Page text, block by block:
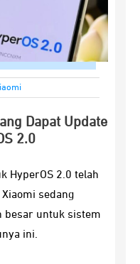
Dapat Update
2.0
HyperOS 2.0 telah
sedang
besar untuk sistem
ini.